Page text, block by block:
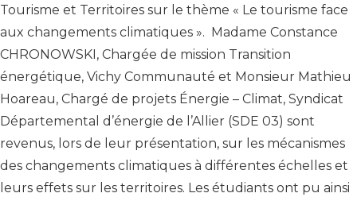
Tourisme et Territoires sur le thème « Le tourisme face
aux changements climatiques ». Madame Constance
CHRONOWSKI, Chargée de mission Transition
énergétique, Vichy Communauté et Monsieur Mathieu
Hoareau, Chargé de projets Énergie – Climat, Syndicat
Départemental d’énergie de l’Allier (SDE 03) sont
revenus, lors de leur présentation, sur les mécanismes
des changements climatiques à différentes échelles et
leurs effets sur les territoires. Les étudiants ont pu ainsi